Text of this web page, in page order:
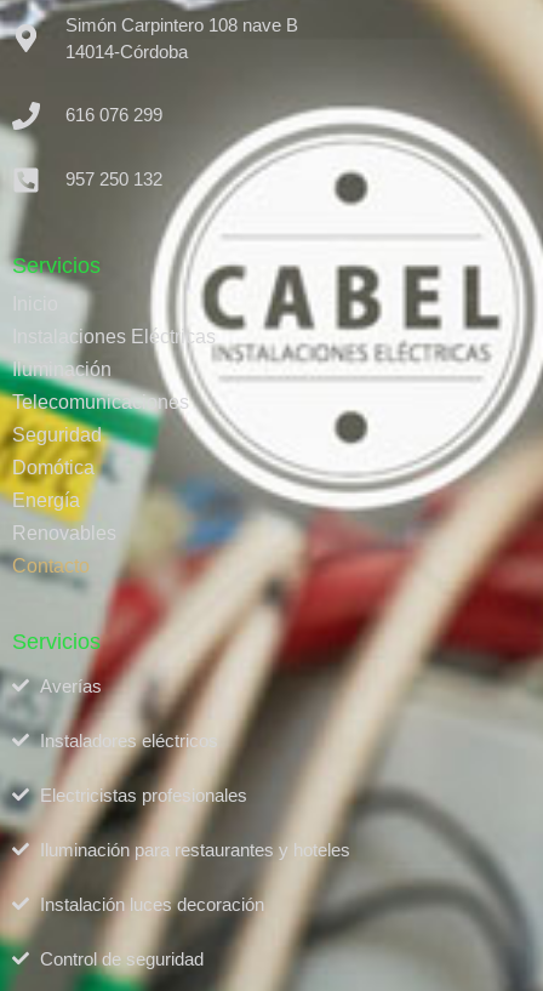
Simón Carpintero 108 nave B
14014-Córdoba
616 076 299
957 250 132
Servicios
Instalaciones Eléctricas
Iluminación
Telecomunicaciones
Seguridad
Domótica
Energía
Renovables
Contacto
Servicios
Averías
Instaladores eléctricos
Electricistas profesionales
Iluminación para restaurantes y hoteles
Instalación luces decoración
Control de seguridad